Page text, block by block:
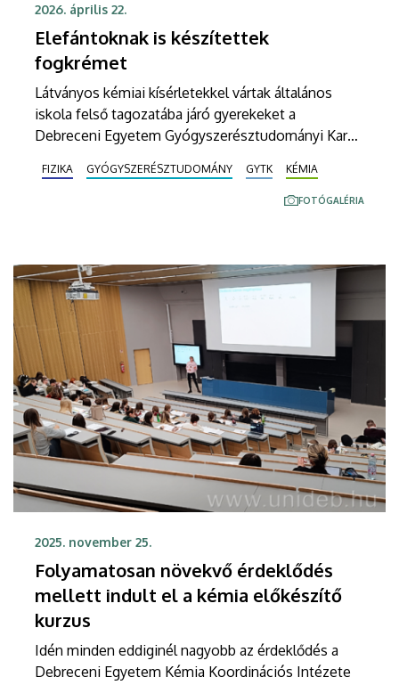
2026. április 22.
Elefántoknak is készítettek
fogkrémet
Látványos kémiai kísérletekkel vártak általános
iskola felső tagozatába járó gyerekeket a
Debreceni Egyetem Gyógyszerésztudományi Karán
szervezői remélik, hogy egyre több fiatal választ
majd természettudományokhoz kötődő pályát.
FIZIKA GYÓGYSZERÉSZTUDOMÁNY GYTK KÉMIA
FOTÓGALÉRIA
2025. november 25.
Folyamatosan növekvő érdeklődés
mellett indult el a kémia előkészítő
kurzus
Idén minden eddiginél nagyobb az érdeklődés a
Debreceni Egyetem Kémia Koordinációs Intézete